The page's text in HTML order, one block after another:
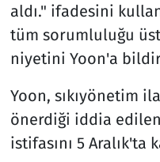
aldı." ifadesini
tüm sorumluluğu
niyetini Yoon'a
Yoon, sıkıyönetim
önerdiği iddia
istifasını 5 Aralık'ta